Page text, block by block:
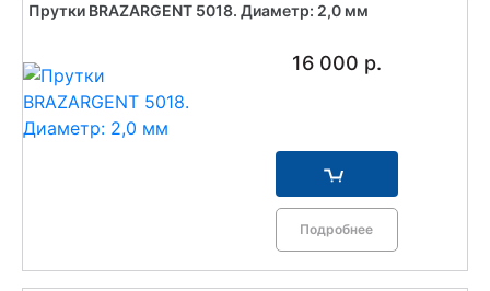
Прутки BRAZARGENT 5018. Диаметр: 2,0 мм
16 000 р.
Подробнее